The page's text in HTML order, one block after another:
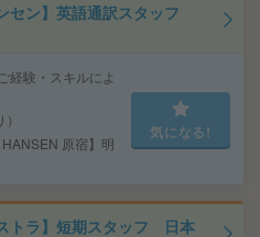
セン】英語通訳スタッフ
験・スキルによ
原宿】明
気になる!
トラ】短期スタッフ 日本